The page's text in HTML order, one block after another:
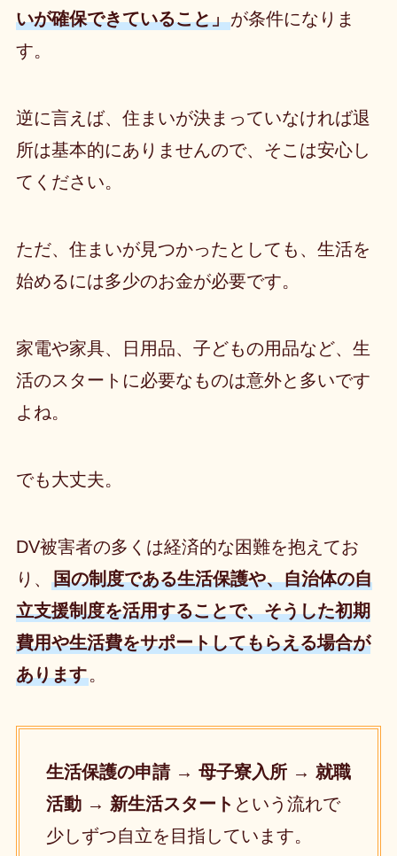
いが確保できていること」が条件になりま
す。
逆に言えば、住まいが決まっていなければ退
所は基本的にありませんので、そこは安心し
てください。
ただ、住まいが見つかったとしても、生活を
始めるには多少のお金が必要です。
家電や家具、日用品、子どもの用品など、生
活のスタートに必要なものは意外と多いです
よね。
でも大丈夫。
DV被害者の多くは経済的な困難を抱えてお
り、 国の制度である生活保護や、自治体の自
立支援制度を活用することで、そうした初期
費用や生活費をサポートしてもらえる場合が
あります。
生活保護の申請 → 母子寮入所 → 就職
活動 → 新生活スタート という流れで
少しずつ自立を目指しています。